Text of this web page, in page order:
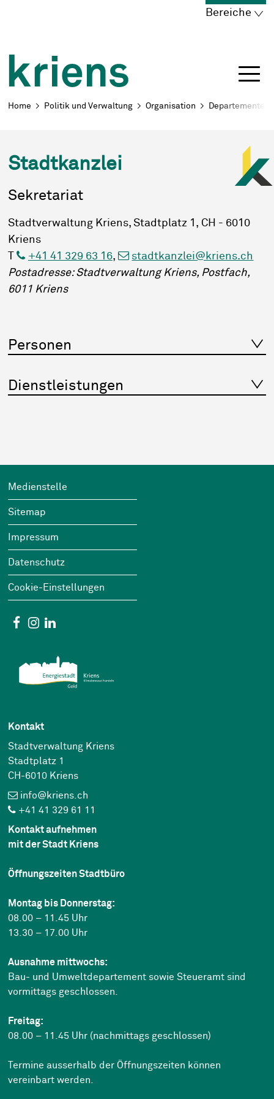
Navigieren in Kriens
Bereiche
Breadcrumb
Home Politik und Verwaltung Organisation Departemente
Stadtkanzlei
Sekretariat
Stadtverwaltung Kriens, Stadtplatz 1, CH - 6010
Kriens
T
+41 41 329 63 16,
stadtkanzlei@kriens.ch
Postadresse: Stadtverwaltung Kriens, Postfach,
6011 Kriens
Personen
Dienstleistungen
Footer
Wichtige Links
Medienstelle
Sitemap
Impressum
Datenschutz
Cookie-Einstellungen
Social Media
Facebook
Instagram
Kontakt
Stadtverwaltung Kriens
Stadtplatz 1
CH-6010 Kriens
info@kriens.ch
+41 41 329 61 11
Kontakt aufnehmen
mit der Stadt Kriens
Öffnungszeiten Stadtbüro
Montag bis Donnerstag:
08.00 – 11.45 Uhr
13.30 – 17.00 Uhr
Ausnahme mittwochs:
Bau- und Umweltdepartement sowie Steueramt sind
vormittags geschlossen.
Freitag:
08.00 – 11.45 Uhr (nachmittags geschlossen)
Termine ausserhalb der Öffnungszeiten können
vereinbart werden.